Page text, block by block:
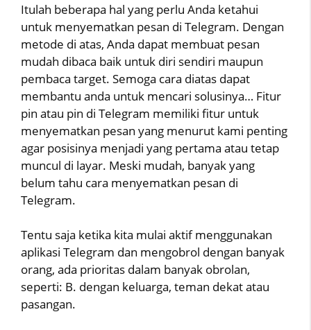
Itulah beberapa hal yang perlu Anda ketahui
untuk menyematkan pesan di Telegram. Dengan
metode di atas, Anda dapat membuat pesan
mudah dibaca baik untuk diri sendiri maupun
pembaca target. Semoga cara diatas dapat
membantu anda untuk mencari solusinya… Fitur
pin atau pin di Telegram memiliki fitur untuk
menyematkan pesan yang menurut kami penting
agar posisinya menjadi yang pertama atau tetap
muncul di layar. Meski mudah, banyak yang
belum tahu cara menyematkan pesan di
Telegram.
Tentu saja ketika kita mulai aktif menggunakan
aplikasi Telegram dan mengobrol dengan banyak
orang, ada prioritas dalam banyak obrolan,
seperti: B. dengan keluarga, teman dekat atau
pasangan.